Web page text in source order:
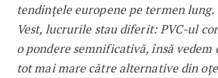
tendințele europene pe termen lung.
Vest, lucrurile stau diferit: PVC-ul
o pondere semnificativă, însă vedem
tot mai mare către alternative din